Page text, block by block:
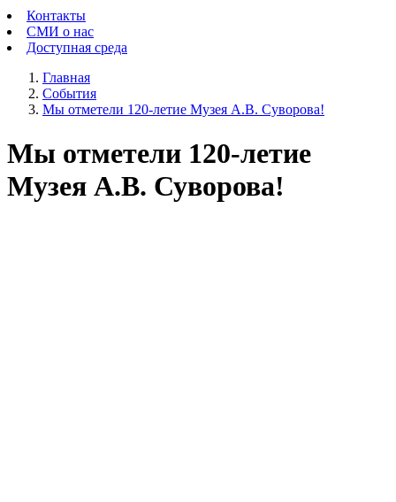
Контакты
СМИ о нас
Доступная среда
Главная
События
Мы отметели 120-летие Музея А.В. Суворова!
Мы отметели 120-летие
Музея А.В. Суворова!